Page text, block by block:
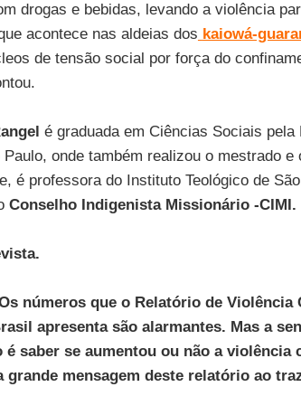
drogas e bebidas, levando a violência
acontece nas aldeias dos kaiowá-
de tensão social por força do
é graduada em Ciências Sociais
onde também realizou o mestrado e
é professora do Instituto Teológico de
Conselho Indigenista Missionário -CIMI.
números que o Relatório de Violência
apresenta são alarmantes. Mas a
é saber se aumentou ou não a violência
grande mensagem deste relatório ao